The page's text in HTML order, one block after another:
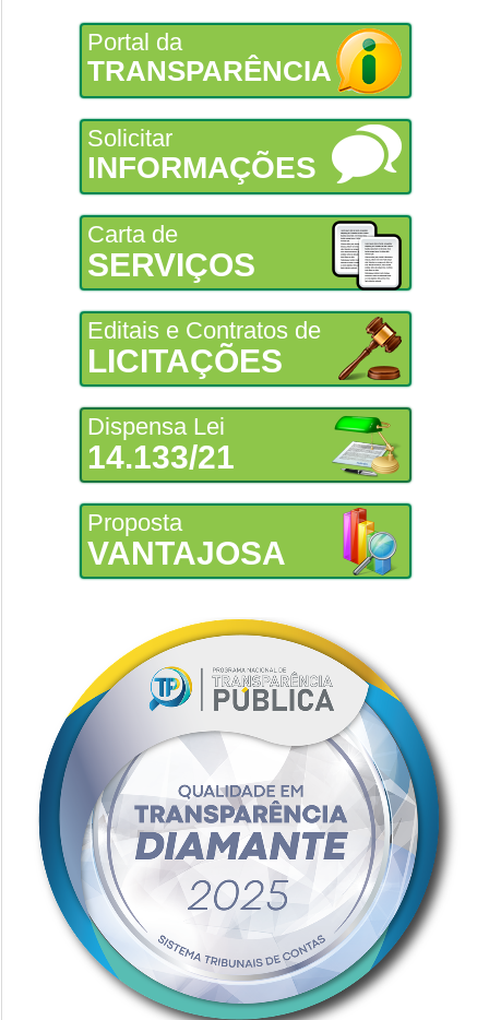
Portal da
TRANSPARÊNCIA
Solicitar
INFORMAÇÕES
Carta de
SERVIÇOS
Editais e Contratos de
LICITAÇÕES
Dispensa Lei
14.133/21
Proposta
VANTAJOSA